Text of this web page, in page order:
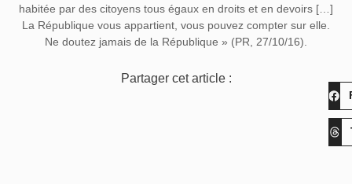
habitée par des citoyens tous égaux en droits et en devoirs […]
La République vous appartient, vous pouvez compter sur elle.
Ne doutez jamais de la République » (PR, 27/10/16).
Partager cet article :